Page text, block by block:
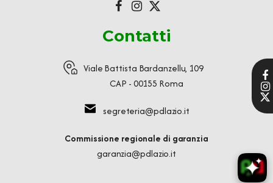
Contatti
Viale Battista Bardanzellu, 109
CAP - 00155 Roma
segreteria@pdlazio.it
Commissione regionale di garanzia
garanzia@pdlazio.it